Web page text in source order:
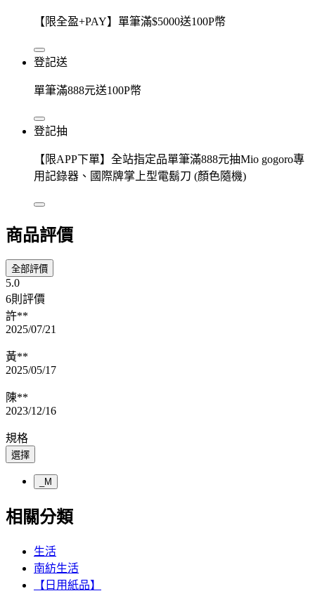
【限全盈+PAY】單筆滿$5000送100P幣
登記送
單筆滿888元送100P幣
登記抽
【限APP下單】全站指定品單筆滿888元抽Mio gogoro專
用記錄器、國際牌掌上型電鬍刀 (顏色隨機)
商品評價
全部評價
5.0
6則評價
許**
2025/07/21
黃**
2025/05/17
陳**
2023/12/16
規格
選擇
_M
相關分類
生活
南紡生活
【日用紙品】